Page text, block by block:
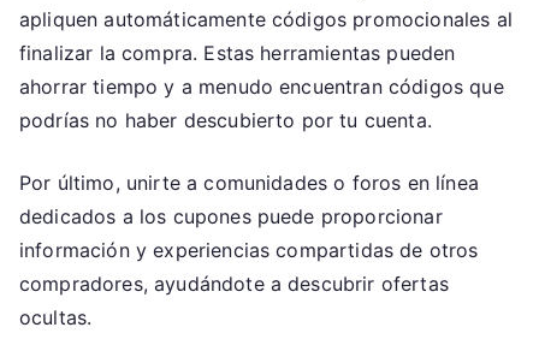
apliquen automáticamente códigos promocionales al
finalizar la compra. Estas herramientas pueden
ahorrar tiempo y a menudo encuentran códigos que
podrías no haber descubierto por tu cuenta.
Por último, unirte a comunidades o foros en línea
dedicados a los cupones puede proporcionar
información y experiencias compartidas de otros
compradores, ayudándote a descubrir ofertas
ocultas.